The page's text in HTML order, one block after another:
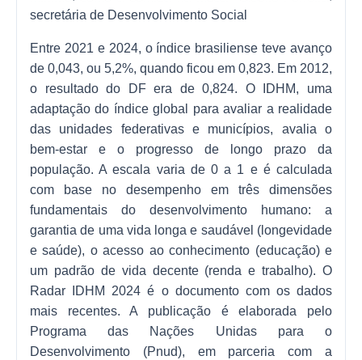
secretária de Desenvolvimento Social
Entre 2021 e 2024, o índice brasiliense teve avanço
de 0,043, ou 5,2%, quando ficou em 0,823. Em 2012,
o resultado do DF era de 0,824. O IDHM, uma
adaptação do índice global para avaliar a realidade
das unidades federativas e municípios, avalia o
bem-estar e o progresso de longo prazo da
população. A escala varia de 0 a 1 e é calculada
com base no desempenho em três dimensões
fundamentais do desenvolvimento humano: a
garantia de uma vida longa e saudável (longevidade
e saúde), o acesso ao conhecimento (educação) e
um padrão de vida decente (renda e trabalho). O
Radar IDHM 2024 é o documento com os dados
mais recentes. A publicação é elaborada pelo
Programa das Nações Unidas para o
Desenvolvimento (Pnud), em parceria com a